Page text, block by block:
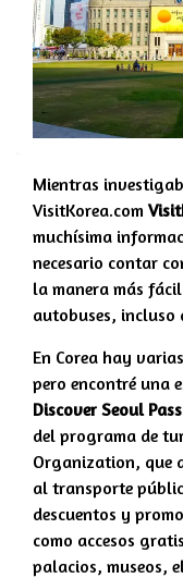
Mientras
VisitKorea.com
muchísima
necesario contar
la manera más
autobuses, incluso
En Corea hay
pero encontré una
Discover Seoul Pass
del programa de
Organization, que
al transporte
descuentos y
como accesos
palacios, museos,